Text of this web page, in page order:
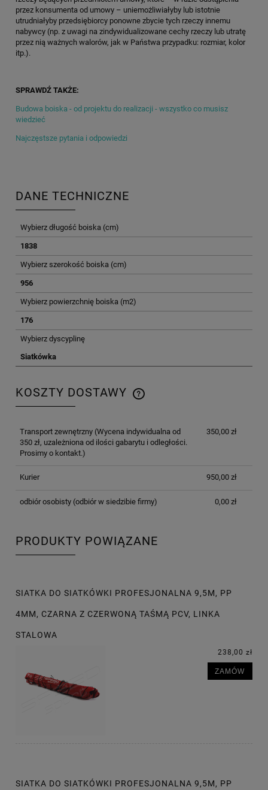
przez konsumenta od umowy – uniemożliwiałyby lub istotnie
utrudniałyby przedsiębiorcy ponowne zbycie tych rzeczy innemu
nabywcy (np. z uwagi na zindywidualizowane cechy rzeczy lub utratę
przez nią ważnych walorów, jak w Państwa przypadku: rozmiar, kolor
itp.).
SPRAWDŹ TAKŻE:
Budowa boiska - od projektu do realizacji - wszystko co musisz
wiedzieć
Najczęstsze pytania i odpowiedzi
DANE TECHNICZNE
Wybierz długość boiska (cm)
1838
Wybierz szerokość boiska (cm)
956
Wybierz powierzchnię boiska (m2)
176
Wybierz dyscyplinę
Siatkówka
KOSZTY DOSTAWY
CENA NIE ZAWIERA EWENTUALNYCH KOSZTÓW
Transport zewnętrzny(Wycena indywidualna od
350 zł, uzależniona od ilości gabarytu i odległości.
Prosimy o kontakt.)
350,00 zł
Kurier 950,00 zł
odbiór osobisty(odbiór w siedzibie firmy) 0,00 zł
PRODUKTY POWIĄZANE
SIATKA DO SIATKÓWKI PROFESJONALNA 9,5M, PP
4MM, CZARNA Z CZERWONĄ TAŚMĄ PCV, LINKA
STALOWA
238,00 zł
ZAMÓW
SIATKA DO SIATKÓWKI PROFESJONALNA 9,5M, PP